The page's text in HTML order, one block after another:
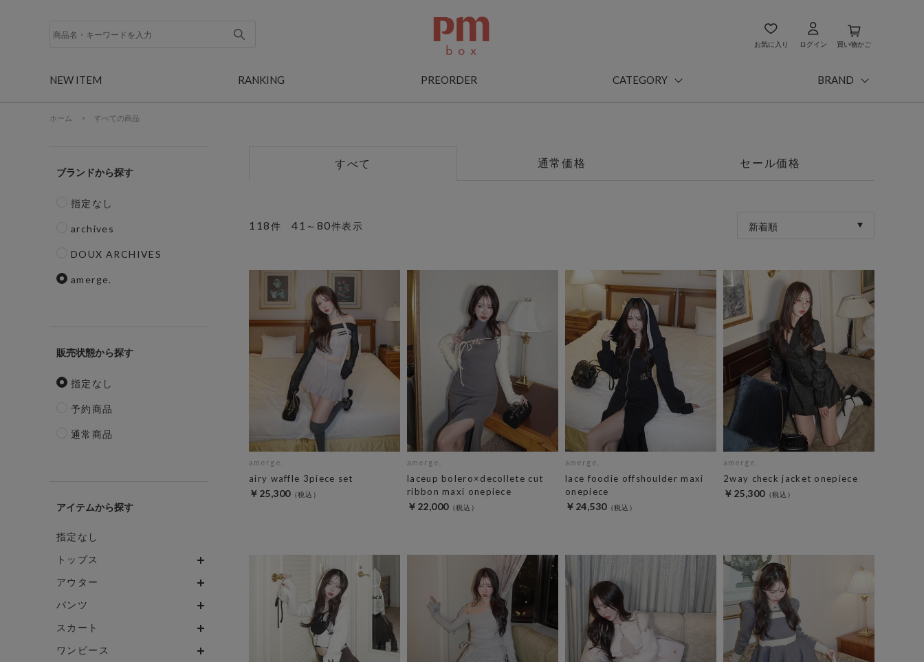
お気に入り ログイン 買い物かご
NEW ITEM RANKING PREORDER CATEGORY BRAND
ホーム > すべての商品
ブランド
指定なし
archives
DOUX ARCHIVES
amerge.
販売状態
指定なし
予約商品
通常商品
アイテム
指定なし
トップス
アウター
パンツ
スカート
ワンピース
すべて 通常価格 セール価格
118件 41 ～ 80件表示 新着順
amerge.
airy waffle 3piece set
￥25,300
amerge.
laceup bolero×decollete cut
ribbon maxi onepiece
￥22,000
amerge.
lace foodie offshoulder maxi
onepiece
￥24,530
amerge.
2way check jacket onepiece
￥25,300